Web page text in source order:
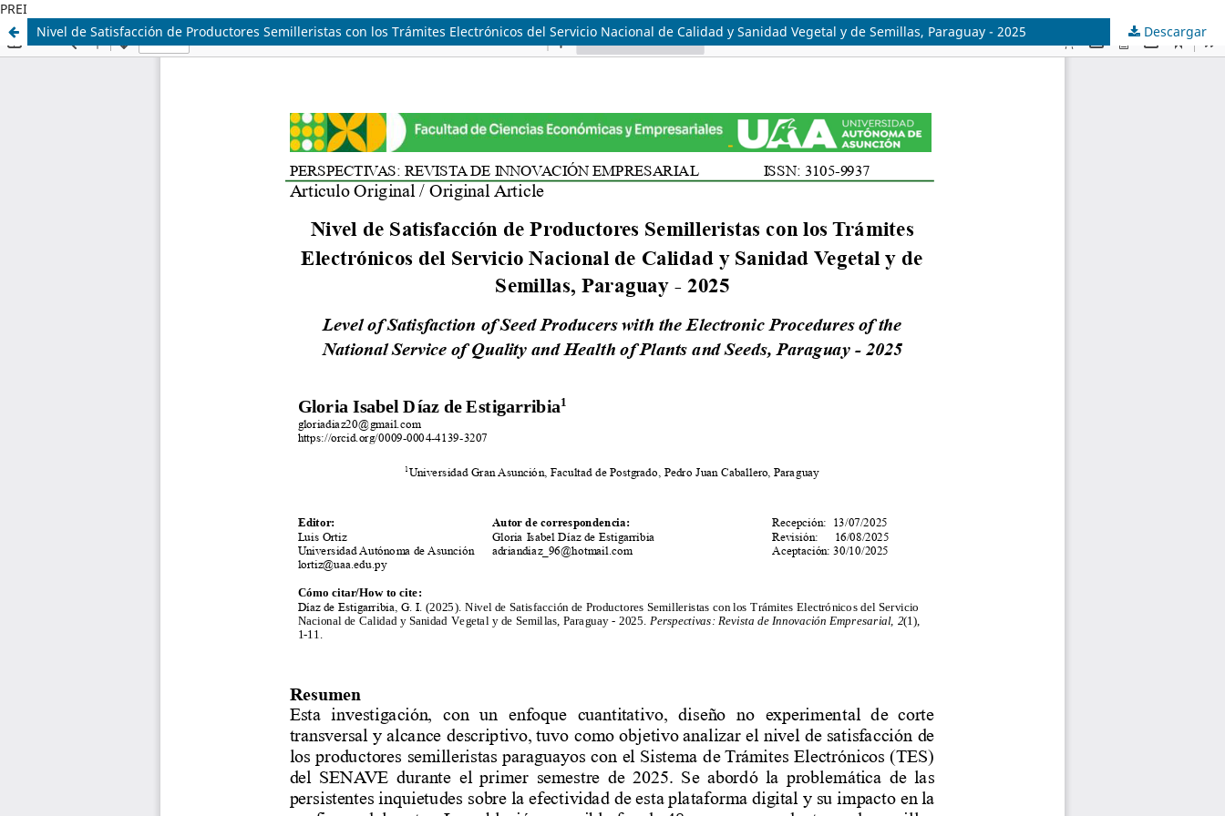
PREI
Nivel de Satisfacción de Productores Semilleristas con los Trámites Electrónicos del Servicio Nacional de Calidad y Sanidad Vegetal y de Semillas, Paraguay - 2025
Descargar